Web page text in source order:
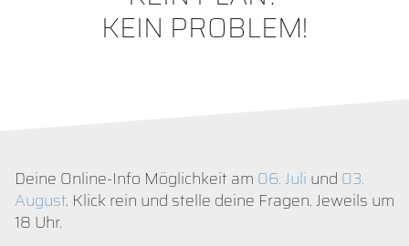
KEIN PROBLEM!
Deine Online-Info Möglichkeit am 06. Juli und 03.
August. Klick rein und stelle deine Fragen. Jeweils um
18 Uhr.